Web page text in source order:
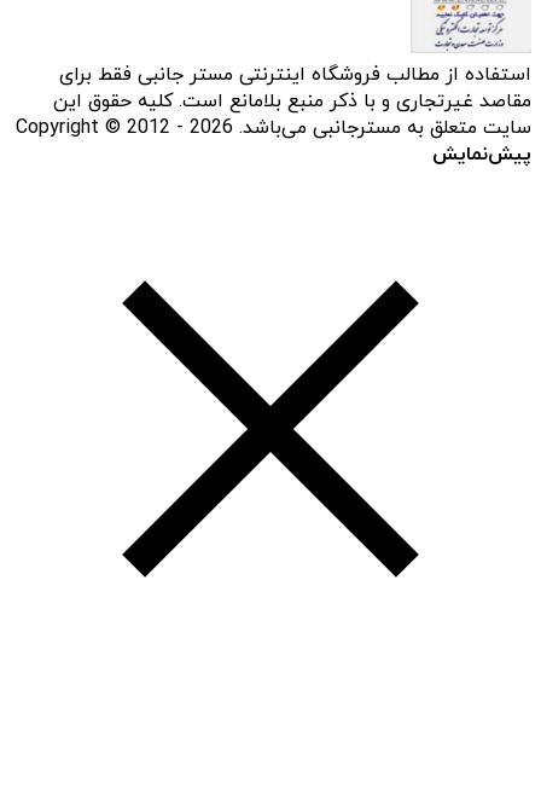
استفاده از مطالب فروشگاه اینترنتی مستر جانبی فقط برای
مقاصد غیرتجاری و با ذکر منبع بلامانع است. کلیه حقوق این
سایت متعلق به مسترجانبی می‌باشد. Copyright © 2012 - 2026
پیش‌نمایش